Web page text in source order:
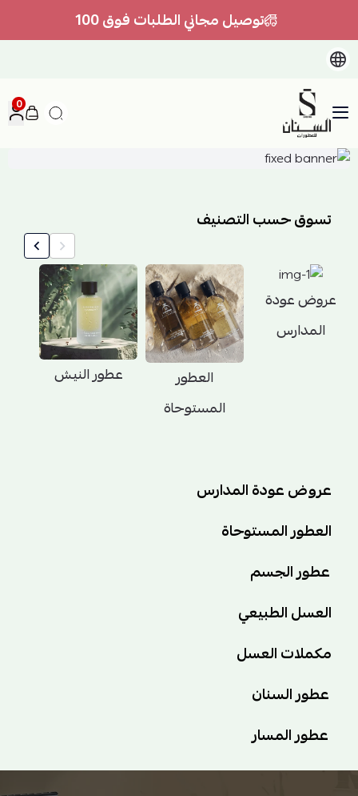
توصيل مجاني الطلبات فوق 100
السنان للعطور والعسل الطبيعي
0
تسوق حسب التصنيف
عروض عودة
المدارس
العطور
المستوحاة
عطور النيش
عروض عودة المدارس
العطور المستوحاة
عطور الجسم
العسل الطبيعي
مكملات العسل
عطور السنان
عطور المسار